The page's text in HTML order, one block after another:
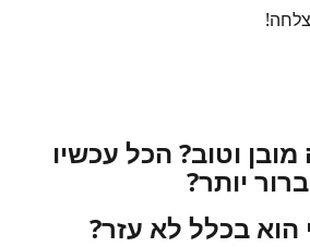
וטוב? הכל עכשיו
ברור יותר?
הוא בכלל לא עזר?